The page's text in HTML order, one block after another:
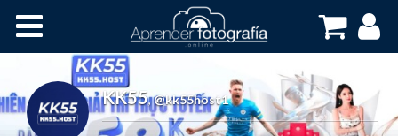
Cursos OnLine
KK55,@kk55host1